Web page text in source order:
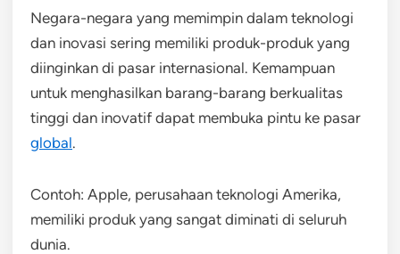
Negara-negara yang memimpin dalam teknologi
dan inovasi sering memiliki produk-produk yang
diinginkan di pasar internasional. Kemampuan
untuk menghasilkan barang-barang berkualitas
tinggi dan inovatif dapat membuka pintu ke pasar
global.
Contoh: Apple, perusahaan teknologi Amerika,
memiliki produk yang sangat diminati di seluruh
dunia.